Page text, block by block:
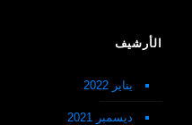
الأرشيف
يناير 2022
ديسمبر 2021